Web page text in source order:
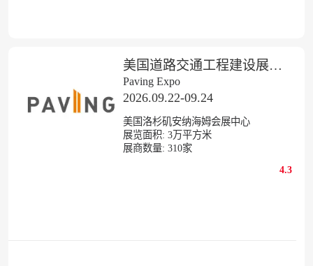
美国道路交通工程建设展览会
Paving Expo
2026.09.22-09.24
美国洛杉矶安纳海姆会展中心
展览面积: 3万平方米
展商数量: 310家
4.3